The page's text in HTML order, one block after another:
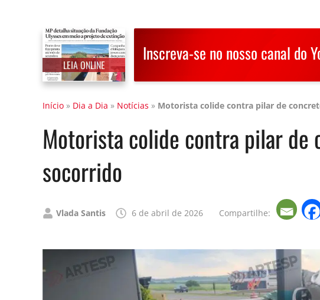
LEIA ONLINE
Inscreva-se no nosso canal do
Início » Dia a Dia » Notícias » Motorista colide contra pilar de
Motorista colide contra pilar de
socorrido
Publicado
Vlada Santis 6 de abril de 2026 Compartilhe: